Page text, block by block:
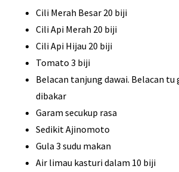
Cili Merah Besar 20 biji
Cili Api Merah 20 biji
Cili Api Hijau 20 biji
Tomato 3 biji
Belacan tanjung dawai. Belacan tu
dibakar
Garam secukup rasa
Sedikit Ajinomoto
Gula 3 sudu makan
Air limau kasturi dalam 10 biji